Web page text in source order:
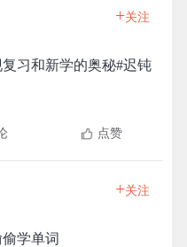
+关注
习和新学的奥秘#迟钝
点赞
+关注
学单词